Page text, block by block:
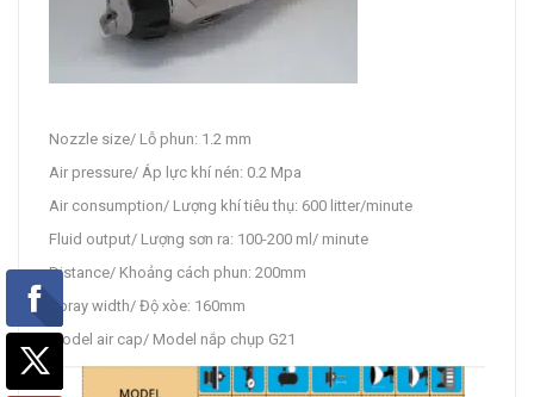
Nozzle size/ Lỗ phun: 1.2 mm
Air pressure/ Áp lực khí nén: 0.2 Mpa
Air consumption/ Lượng khí tiêu thụ: 600 litter/minute
Fluid output/ Lượng sơn ra: 100-200 ml/ minute
Distance/ Khoảng cách phun: 200mm
Spray width/ Độ xòe: 160mm
Model air cap/ Model nắp chụp G21